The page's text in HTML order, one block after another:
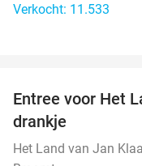
Verkocht: 11.533
Entree voor Het
drankje
Het Land van Jan